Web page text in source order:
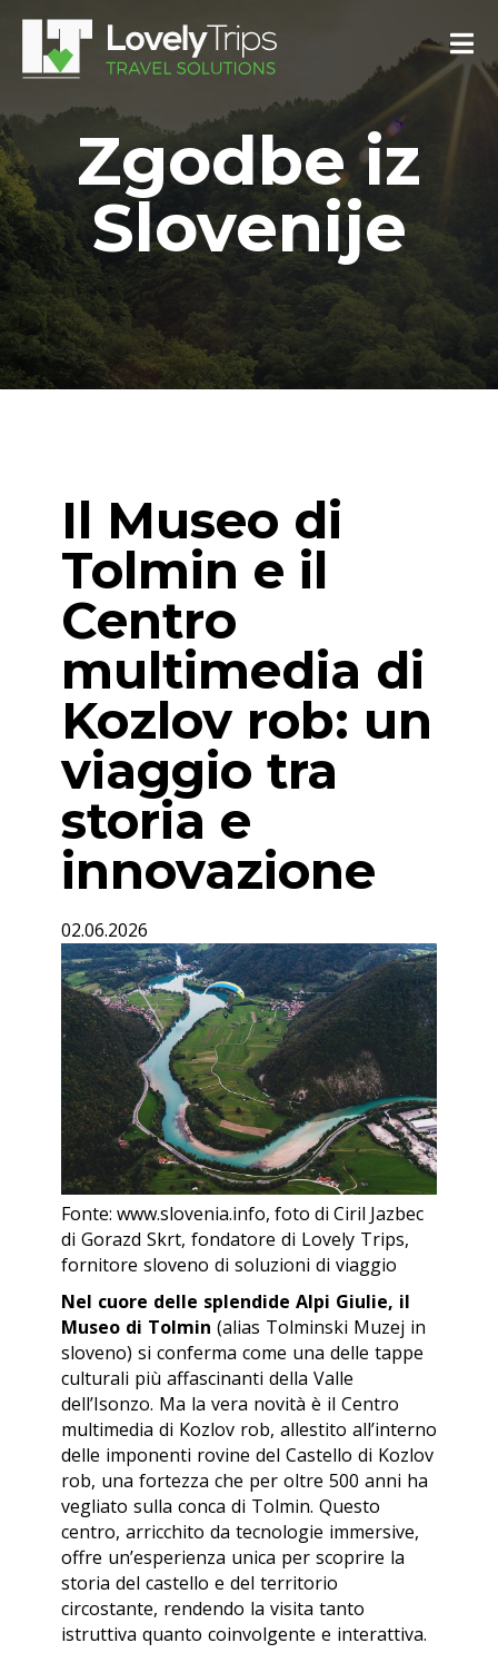
Zgodbe iz
Slovenije
Il Museo di
Tolmin e il
Centro
multimedia di
Kozlov rob: un
viaggio tra
storia e
innovazione
02.06.2026
Fonte: www.slovenia.info, foto di Ciril Jazbec
di Gorazd Skrt, fondatore di Lovely Trips,
fornitore sloveno di soluzioni di viaggio
Nel cuore delle splendide Alpi Giulie, il
Museo di Tolmin (alias Tolminski Muzej in
sloveno) si conferma come una delle tappe
culturali più affascinanti della Valle
dell’Isonzo. Ma la vera novità è il Centro
multimedia di Kozlov rob, allestito all’interno
delle imponenti rovine del Castello di Kozlov
rob, una fortezza che per oltre 500 anni ha
vegliato sulla conca di Tolmin. Questo
centro, arricchito da tecnologie immersive,
offre un’esperienza unica per scoprire la
storia del castello e del territorio
circostante, rendendo la visita tanto
istruttiva quanto coinvolgente e interattiva.